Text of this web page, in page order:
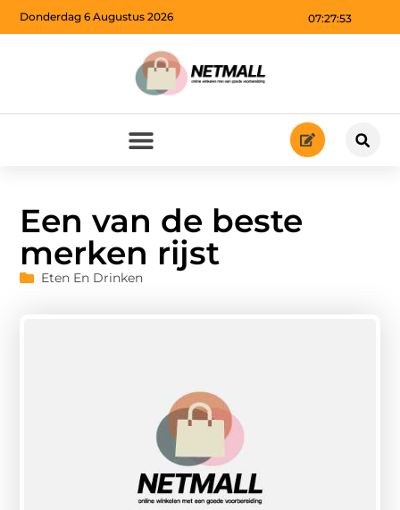
07:27:54
Donderdag 6 Augustus 2026
Een van de beste
merken rijst
Eten En Drinken